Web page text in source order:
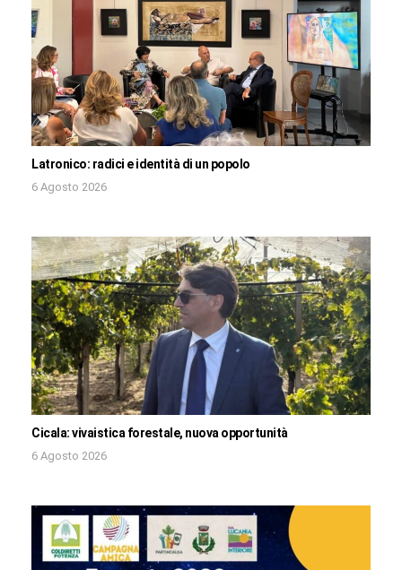
Latronico: radici e identità di un popolo
6 Agosto 2026
Cicala: vivaistica forestale, nuova opportunità
6 Agosto 2026